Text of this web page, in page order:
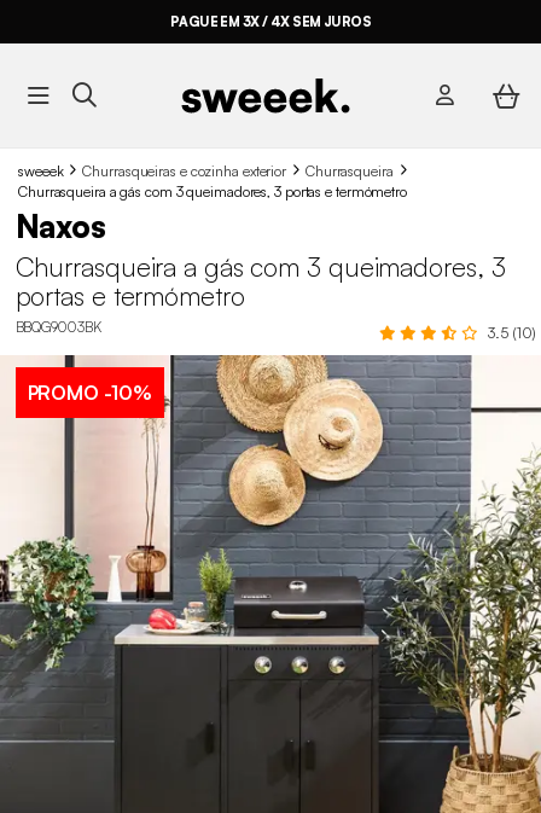
PAGUE EM 3X / 4X SEM JUROS
sweeek Churrasqueiras e cozinha exterior
Churrasqueira
Churrasqueira a gás com 3 queimadores, 3 portas e termómetro
Naxos
Churrasqueira a gás com 3 queimadores, 3
portas e termómetro
BBQG9003BK 3.5 (10)
PROMO -10%